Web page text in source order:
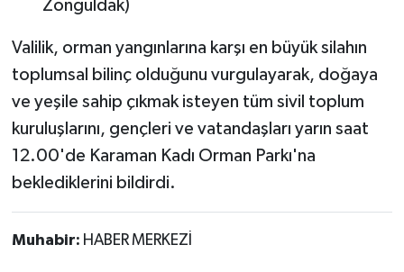
Zonguldak)
Valilik, orman yangınlarına karşı en büyük silahın
toplumsal bilinç olduğunu vurgulayarak, doğaya
ve yeşile sahip çıkmak isteyen tüm sivil toplum
kuruluşlarını, gençleri ve vatandaşları yarın saat
12.00'de Karaman Kadı Orman Parkı'na
beklediklerini bildirdi.
Muhabir: HABER MERKEZİ